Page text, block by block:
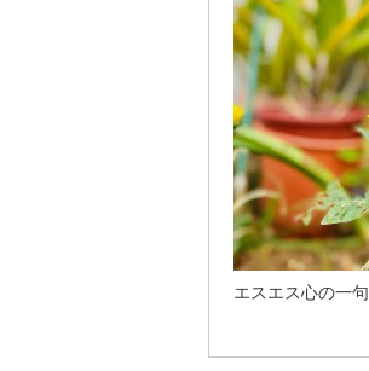
エスエス心の一句